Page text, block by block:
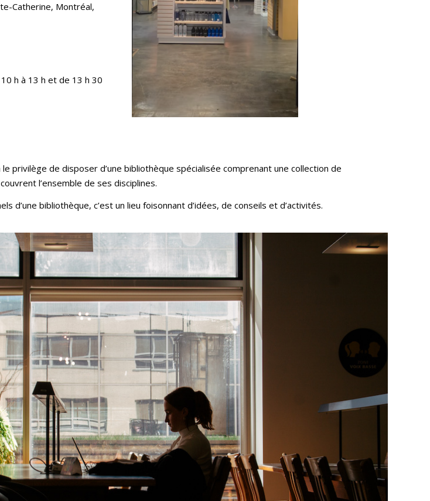
Catherine, Montréal,
h à 13 h et de 13 h 30
le privilège de disposer d’une bibliothèque spécialisée comprenant une collection de
l’ensemble de ses disciplines.
d’une bibliothèque, c’est un lieu foisonnant d’idées, de conseils et d’activités.